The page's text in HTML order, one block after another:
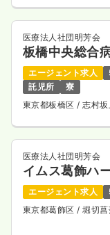
日勤のみ（パー
給与 お問い合わせ
時間 8:30～16:30
日祝休み
オンコ
気に
医療法人社団明芳会
板橋中央総合
エージェント求人
託児所
寮
東京都板橋区/ 志村坂
医療法人社団明芳会
イムス葛飾ハ
エージェント求人
東京都葛飾区/ 堀切